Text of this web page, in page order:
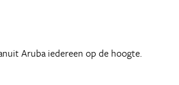
Aruba iedereen op de hoogte.